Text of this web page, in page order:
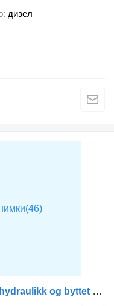
дизел
Scania R480 6x2 krokbil m/ kranhydraulikk og byttet girkasse! Se video